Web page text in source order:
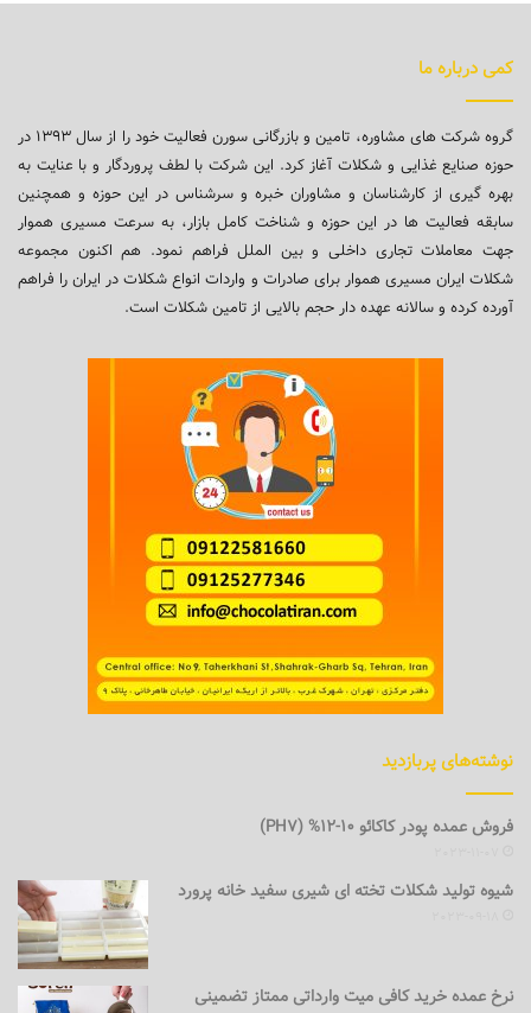
کمی درباره ما
گروه شرکت های مشاوره، تامین و بازرگانی سورن فعالیت خود را از سال ۱۳۹۳ در
حوزه صنایع غذایی و شکلات آغاز کرد. این شرکت با لطف پروردگار و با عنایت به
بهره گیری از کارشناسان و مشاوران خبره و سرشناس در این حوزه و همچنین
سابقه فعالیت ها در این حوزه و شناخت کامل بازار، به سرعت مسیری هموار
جهت معاملات تجاری داخلی و بین الملل فراهم نمود. هم اکنون مجموعه
شکلات ایران مسیری هموار برای صادرات و واردات انواع شکلات در ایران را فراهم
آورده کرده و سالانه عهده دار حجم بالایی از تامین شکلات است.
نوشته‌های پربازدید
فروش عمده پودر کاکائو 10-12% (PH7)
شیوه تولید شکلات تخته ای شیری سفید خانه پرورد
نرخ عمده خرید کافی میت وارداتی ممتاز تضمینی